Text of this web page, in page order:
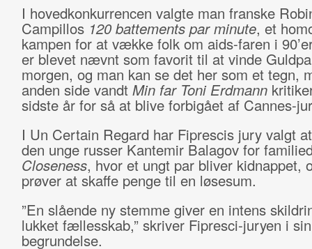
I hovedkonkurrencen valgte man franske
Campillos 120 battements par minute, et
kampen for at vække folk om aids-faren i
er blevet nævnt som favorit til at vinde
morgen, og man kan se det her som et tegn,
anden side vandt Min far Toni Erdmann
sidste år for så at blive forbigået af Cannes-
I Un Certain Regard har Fiprescis jury valgt
den unge russer Kantemir Balagov for
Closeness, hvor et ungt par bliver kidnappet,
prøver at skaffe penge til en løsesum.
”En slående ny stemme giver en intens
lukket fællesskab,” skriver Fipresci-juryen i sin
begrundelse.